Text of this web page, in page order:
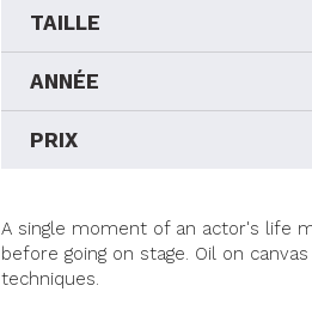
TAILLE
ANNÉE
PRIX
A single moment of an actor's life
before going on stage. Oil on
techniques.